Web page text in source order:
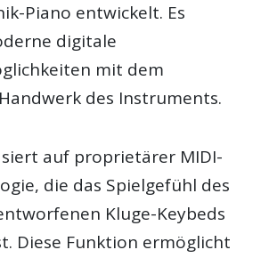
Piano entwickelt. Es
digitale
mit dem
des Instruments.
auf proprietärer MIDI-
die das Spielgefühl des
Kluge-Keybeds
Diese Funktion ermöglicht